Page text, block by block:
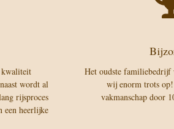
kwaliteit
wordt al
rijsproces
een heerlijke
Het oudste familiebedrijf
wij enorm trots
vakmanschap door